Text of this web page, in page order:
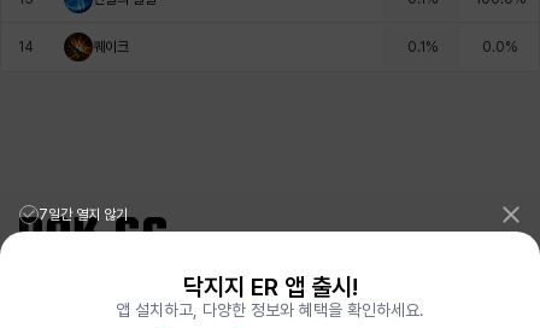
14 퀘이크 0.1 % 0.0%
리그오브레전드 전적검색 포로지지PORO.GG
전략적팀전투 TFT 전적검색 롤체지지 LOLCHESS.GG
7일간 열지 않기
닥지지 ER 앱 출시!
앱 설치하고, 다양한 정보와 혜택을 확인하세요.